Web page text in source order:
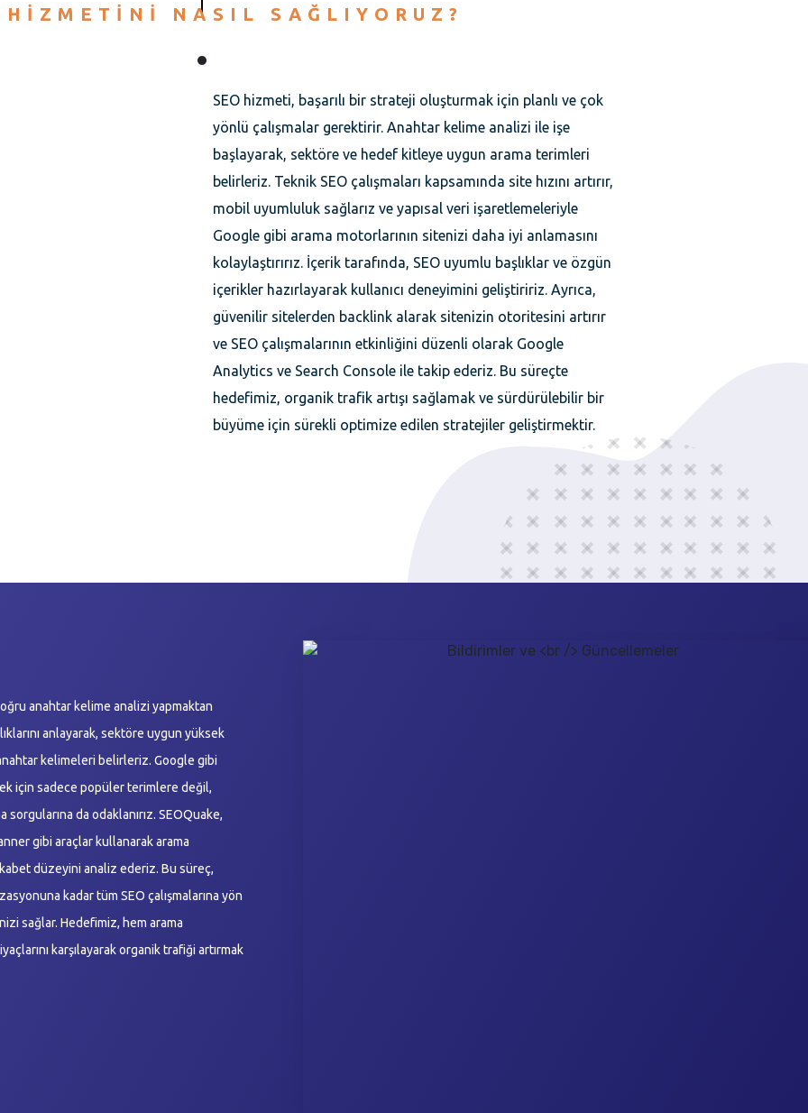
HIZMETINI NASIL SAĞLIYORUZ?
SEO hizmeti, başarılı bir strateji oluşturmak için planlı ve çok
yönlü çalışmalar gerektirir. Anahtar kelime analizi ile işe
başlayarak, sektöre ve hedef kitleye uygun arama terimleri
belirleriz. Teknik SEO çalışmaları kapsamında site hızını artırır,
mobil uyumluluk sağlarız ve yapısal veri işaretlemeleriyle
Google gibi arama motorlarının sitenizi daha iyi anlamasını
kolaylaştırırız. İçerik tarafında, SEO uyumlu başlıklar ve özgün
içerikler hazırlayarak kullanıcı deneyimini geliştiririz. Ayrıca,
güvenilir sitelerden backlink alarak sitenizin otoritesini artırır
ve SEO çalışmalarının etkinliğini düzenli olarak Google
Analytics ve Search Console ile takip ederiz. Bu süreçte
hedefimiz, organik trafik artışı sağlamak ve sürdürülebilir bir
büyüme için sürekli optimize edilen stratejiler geliştirmektir.
anahtar kelime analizi yapmaktan
anlayarak, sektöre uygun yüksek
kelimeleri belirleriz. Google gibi
için sadece popüler terimlere değil,
da odaklanırız. SEOQuake,
gibi araçlar kullanarak arama
düzeyini analiz ederiz. Bu süreç,
kadar tüm SEO çalışmalarına yön
sağlar. Hedefimiz, hem arama
karşılayarak organik trafiği artırmak